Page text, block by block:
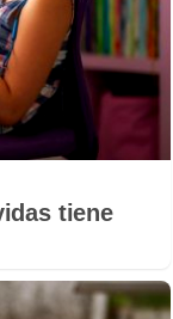
tiene